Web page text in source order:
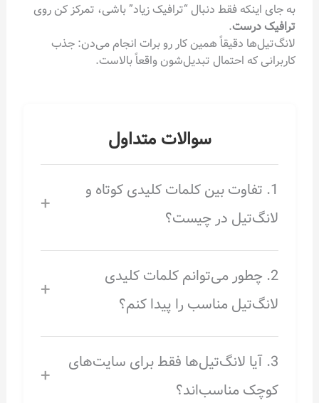
به جای اینکه فقط دنبال “ترافیک زیاد” باشی، تمرکز کن روی
ترافیک درست.
لانگ‌تیل‌ها دقیقاً همین کار رو برات انجام می‌دن: جذب
کاربرانی که احتمال تبدیل‌شون واقعاً بالاست.
سوالات متداول
1. تفاوت بین کلمات کلیدی کوتاه و
لانگ‌تیل در چیست؟
+
2. چطور می‌توانم کلمات کلیدی
لانگ‌تیل مناسب را پیدا کنم؟
+
3. آیا لانگ‌تیل‌ها فقط برای سایت‌های
کوچک مناسب‌اند؟
+